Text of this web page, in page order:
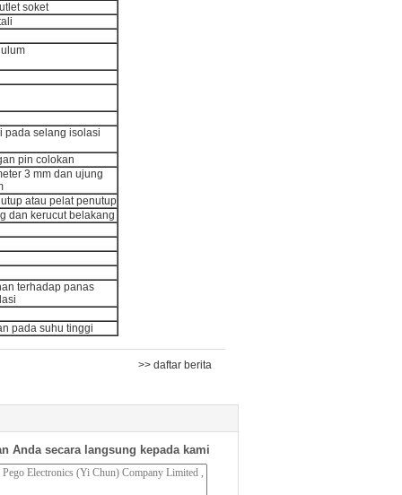
soket
pada selang isolasi
pin colokan
3 mm dan ujung
atau pelat penutup
dan kerucut belakang
terhadap panas
pada suhu tinggi
>> daftar berita
Anda secara langsung kepada kami